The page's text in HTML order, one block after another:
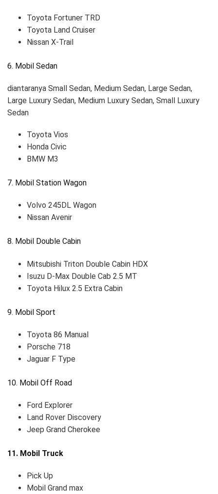
Toyota Fortuner TRD
Toyota Land Cruiser
Nissan X-Trail
6. Mobil Sedan
diantaranya Small Sedan, Medium Sedan, Large Sedan,
Large Luxury Sedan, Medium Luxury Sedan, Small Luxury
Sedan
Toyota Vios
Honda Civic
BMW M3
7. Mobil Station Wagon
Volvo 245DL Wagon
Nissan Avenir
8. Mobil Double Cabin
Mitsubishi Triton Double Cabin HDX
Isuzu D-Max Double Cab 2.5 MT
Toyota Hilux 2.5 Extra Cabin
9. Mobil Sport
Toyota 86 Manual
Porsche 718
Jaguar F Type
10. Mobil Off Road
Ford Explorer
Land Rover Discovery
Jeep Grand Cherokee
11. Mobil Truck
Pick Up
Mobil Grand max